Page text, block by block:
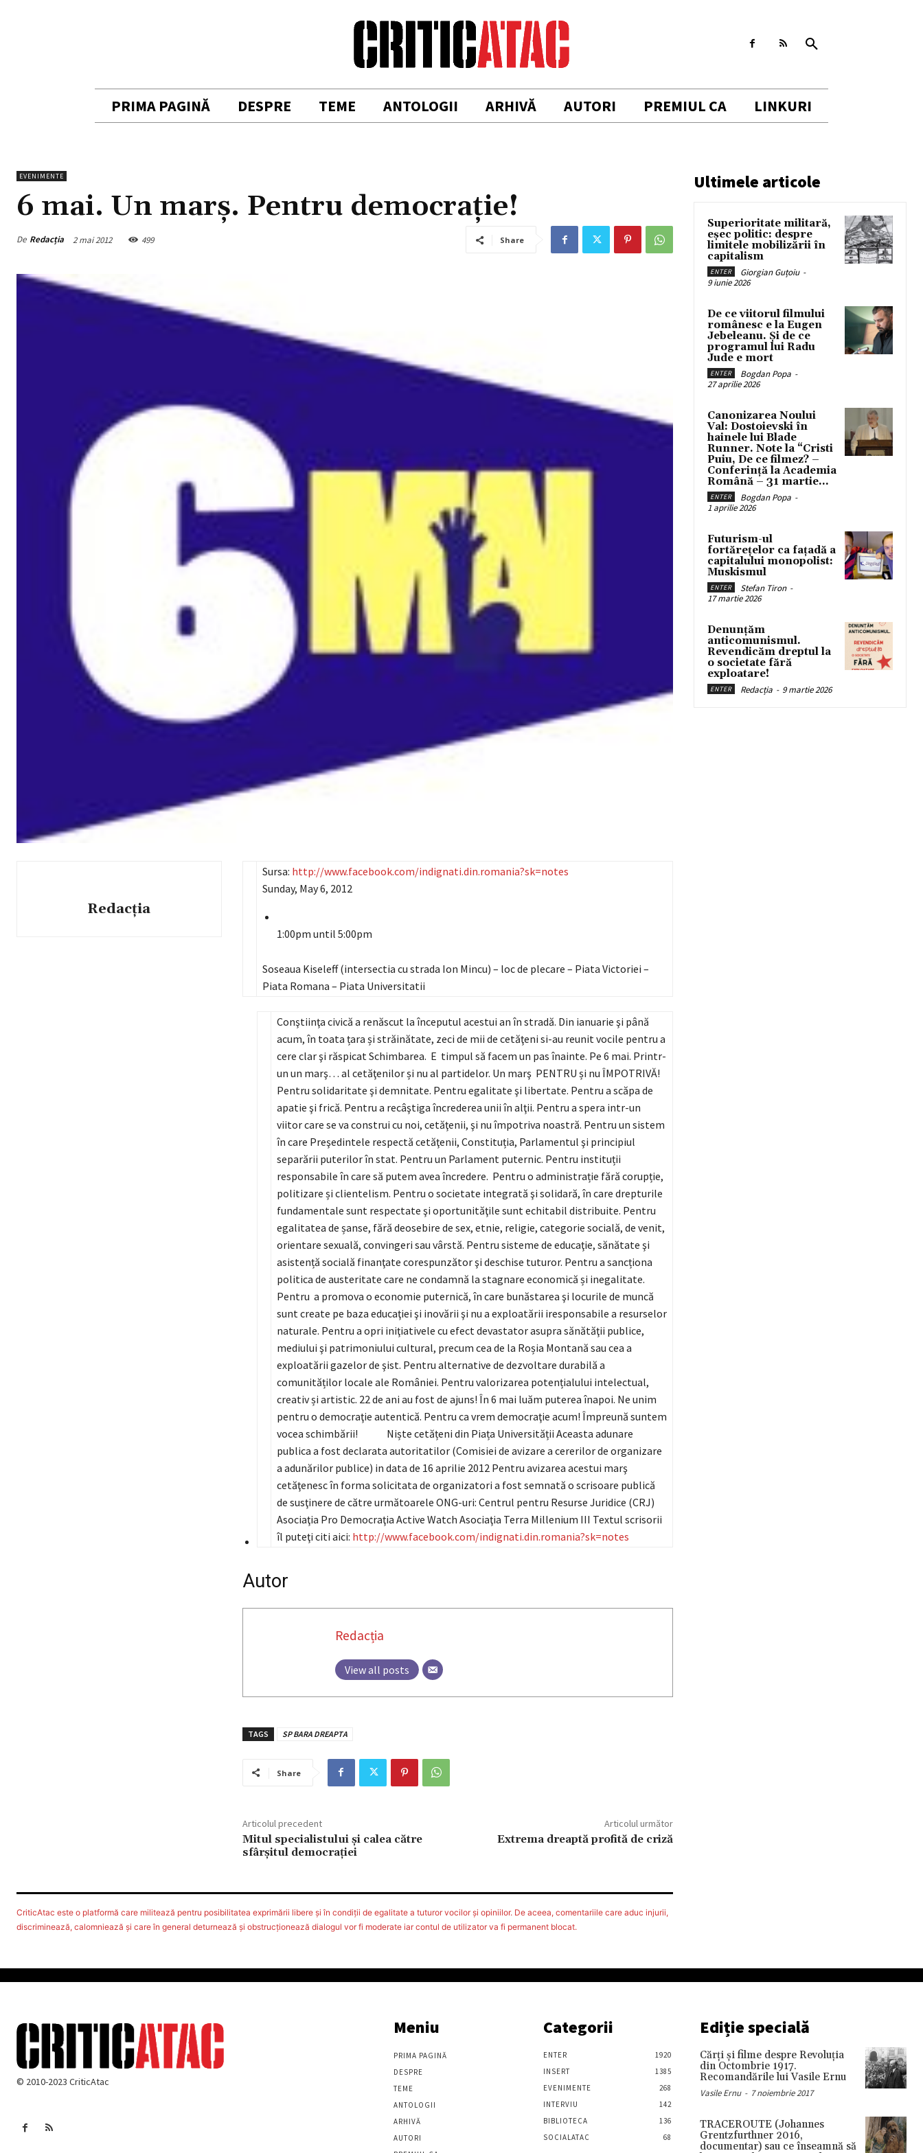
PRIMA PAGINĂ DESPRE TEME ANTOLOGII ARHIVĂ AUTORI PREMIUL CA LINKURI
EVENIMENTE
6 mai. Un marş. Pentru democraţie!
De Redacția 2 mai 2012 499 Share
Redacția
Sursa: http://www.facebook.com/indignati.din.romania?sk=notes
Sunday, May 6, 2012
1:00pm until 5:00pm
Soseaua Kiseleff (intersectia cu strada Ion Mincu) – loc de plecare – Piata Victoriei –
Piata Romana – Piata Universitatii
Conştiinţa civică a renăscut la începutul acestui an în stradă. Din ianuarie şi până
acum, în toata țara și străinătate, zeci de mii de cetăţeni si-au reunit vocile pentru a
cere clar şi răspicat Schimbarea. E timpul să facem un pas înainte. Pe 6 mai. Printr-
un un marş… al cetăţenilor și nu al partidelor. Un marş PENTRU și nu ÎMPOTRIVĂ!
Pentru solidaritate şi demnitate. Pentru egalitate şi libertate. Pentru a scăpa de
apatie şi frică. Pentru a recâştiga încrederea unii în alţii. Pentru a spera intr-un
viitor care se va construi cu noi, cetăţenii, şi nu împotriva noastră. Pentru un sistem
în care Preşedintele respectă cetăţenii, Constituția, Parlamentul şi principiul
separării puterilor în stat. Pentru un Parlament puternic. Pentru instituții
responsabile în care să putem avea încredere. Pentru o administrație fără corupție,
politizare și clientelism. Pentru o societate integrată şi solidară, în care drepturile
fundamentale sunt respectate şi oportunităţile sunt echitabil distribuite. Pentru
egalitatea de șanse, fără deosebire de sex, etnie, religie, categorie socială, de venit,
orientare sexuală, convingeri sau vârstă. Pentru sisteme de educaţie, sănătate şi
asistență socială finanţate corespunzător şi deschise tuturor. Pentru a sancționa
politica de austeritate care ne condamnă la stagnare economică și inegalitate.
Pentru a promova o economie puternică, în care bunăstarea şi locurile de muncă
sunt create pe baza educaţiei şi inovării şi nu a exploatării iresponsabile a resurselor
naturale. Pentru a opri iniţiativele cu efect devastator asupra sănătăţii publice,
mediului şi patrimoniului cultural, precum cea de la Roșia Montană sau cea a
exploatării gazelor de şist. Pentru alternative de dezvoltare durabilă a
comunităților locale ale României. Pentru valorizarea potențialului intelectual,
creativ și artistic. 22 de ani au fost de ajuns! În 6 mai luăm puterea înapoi. Ne unim
pentru o democraţie autentică. Pentru ca vrem democraţie acum! Împreună suntem
vocea schimbării! Niște cetățeni din Piața Universității Aceasta adunare
publica a fost declarata autoritatilor (Comisiei de avizare a cererilor de organizare
a adunărilor publice) in data de 16 aprilie 2012 Pentru avizarea acestui marş
cetăţenesc în forma solicitata de organizatori a fost semnată o scrisoare publică
de susţinere de către următoarele ONG-uri: Centrul pentru Resurse Juridice (CRJ)
Asociaţia Pro Democraţia Active Watch Asociaţia Terra Millenium III Textul scrisorii
îl puteţi citi aici: http://www.facebook.com/indignati.din.romania?sk=notes
Autor
Redacția
View all posts
TAGS SP BARA DREAPTA
Share
Articolul precedent
Mitul specialistului şi calea către
sfârşitul democraţiei
Articolul următor
Extrema dreaptă profită de criză
CriticAtac este o platformă care militează pentru posibilitatea exprimării libere şi în condiţii de egalitate a tuturor vocilor şi opiniilor. De aceea, comentariile care aduc injurii,
discriminează, calomniează şi care în general deturnează şi obstrucţionează dialogul vor fi moderate iar contul de utilizator va fi permanent blocat.
Ultimele articole
Superioritate militară,
eșec politic: despre
limitele mobilizării în
capitalism
ENTER Giorgian Guțoiu -
9 iunie 2026
De ce viitorul filmului
românesc e la Eugen
Jebeleanu. Și de ce
programul lui Radu
Jude e mort
ENTER Bogdan Popa -
27 aprilie 2026
Canonizarea Noului
Val: Dostoievski în
hainele lui Blade
Runner. Note la “Cristi
Puiu, De ce filmez? –
Conferință la Academia
Română – 31 martie...
ENTER Bogdan Popa -
1 aprilie 2026
Futurism-ul
fortărețelor ca fațadă a
capitalului monopolist:
Muskismul
ENTER Stefan Tiron -
17 martie 2026
Denunțăm
anticomunismul.
Revendicăm dreptul la
o societate fără
exploatare!
ENTER Redacția - 9 martie 2026
© 2010-2023 CriticAtac
Meniu
PRIMA PAGINĂ
DESPRE
TEME
ANTOLOGII
ARHIVĂ
AUTORI
Categorii
ENTER
1920
INSERT
1385
EVENIMENTE
268
INTERVIU
142
BIBLIOTECA
136
SOCIALATAC
68
Ediție specială
Cărţi şi filme despre Revoluţia
din Octombrie 1917.
Recomandările lui Vasile Ernu
Vasile Ernu - 7 noiembrie 2017
TRACEROUTE (Johannes
Grentzfurthner 2016,
documentar) sau ce înseamnă să